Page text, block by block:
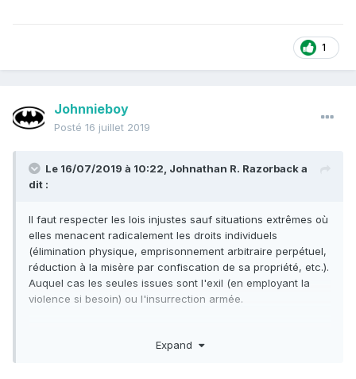
1
Johnnieboy
Posté 16 juillet 2019
Le 16/07/2019 à 10:22, Johnathan R. Razorbacka
dit :
Il faut respecter les lois injustes sauf situations extrêmes où
elles menacent radicalement les droits individuels
(élimination physique, emprisonnement arbitraire perpétuel,
réduction à la misère par confiscation de sa propriété, etc.).
Auquel cas les seules issues sont l'exil (en employant la
violence si besoin) ou l'insurrection armée.
n'approuvons pas, parce que c'est le seul levier politique
Expand